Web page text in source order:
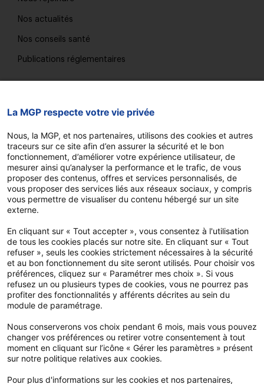
Nos actualités
Nos conseils santé
Publications réglementaires
Trouver une agence
FAQ
Espace élu
Espace adhérent
Devis et adhésion en ligne
Notre application
La MGP respecte votre vie privée
Nous, la MGP, et nos partenaires, utilisons des cookies et autres
traceurs sur ce site afin d’en assurer la sécurité et le bon
fonctionnement, d’améliorer votre expérience utilisateur, de
mesurer ainsi qu’analyser la performance et le trafic, de vous
proposer des contenus, offres et services personnalisés, de
vous proposer des services liés aux réseaux sociaux, y compris
vous permettre de visualiser du contenu hébergé sur un site
externe.
En cliquant sur « Tout accepter », vous consentez à l'utilisation
de tous les cookies placés sur notre site. En cliquant sur « Tout
refuser », seuls les cookies strictement nécessaires à la sécurité
et au bon fonctionnement du site seront utilisés. Pour choisir vos
préférences, cliquez sur « Paramétrer mes choix ». Si vous
refusez un ou plusieurs types de cookies, vous ne pourrez pas
profiter des fonctionnalités y afférents décrites au sein du
module de paramétrage.
Nous conserverons vos choix pendant 6 mois, mais vous pouvez
changer vos préférences ou retirer votre consentement à tout
moment en cliquant sur l’icône « Gérer les paramètres » présent
sur notre politique relatives aux cookies.
Pour plus d'informations sur les cookies et nos partenaires,